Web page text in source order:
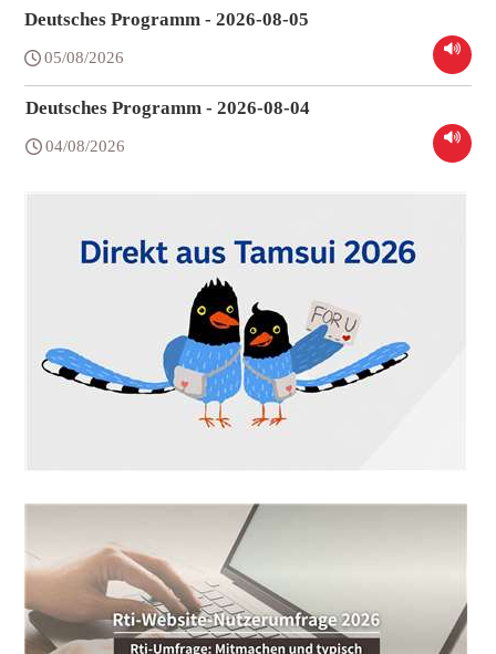
Deutsches Programm - 2026-08-05
05/08/2026
Deutsches Programm - 2026-08-04
04/08/2026